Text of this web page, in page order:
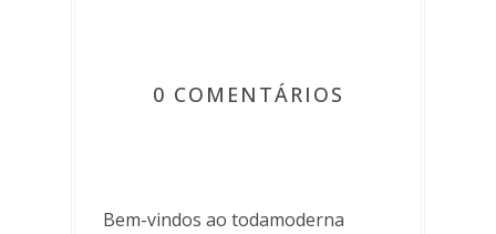
0 COMENTÁRIOS
Bem-vindos ao todamoderna